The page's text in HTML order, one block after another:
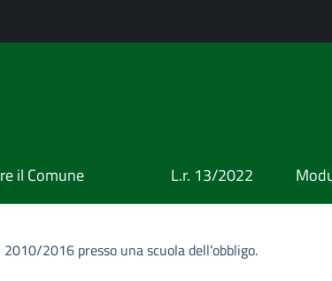
il Comune L.r. 13/2022
2016 presso una scuola dell’obbligo.